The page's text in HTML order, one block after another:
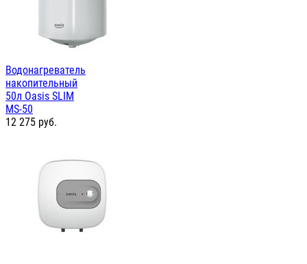
Водонагреватель
накопительный
50л Oasis SLIM
MS-50
12 275 руб.